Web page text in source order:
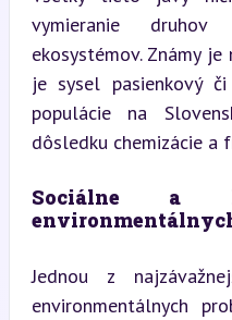
vymieranie
ekosystémov. Známy
je sysel pasienkový
populácie na
dôsledku chemizácie a
Sociálne a
Jednou z
environmentálnych